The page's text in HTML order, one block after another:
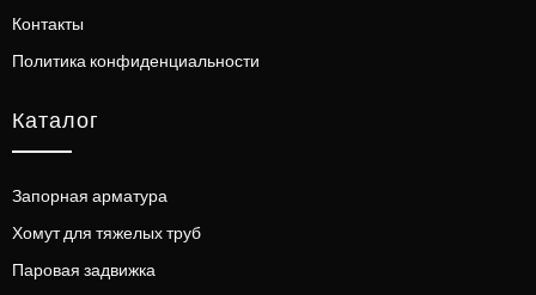
Контакты
Политика конфиденциальности
Каталог
Запорная арматура
Хомут для тяжелых труб
Паровая задвижка